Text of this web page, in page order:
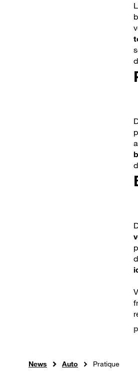
News Auto Pratique